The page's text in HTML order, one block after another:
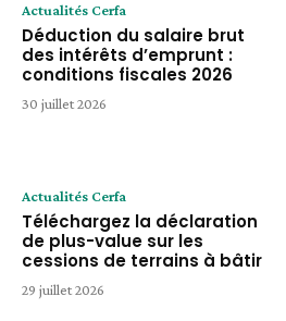
Actualités Cerfa
Déduction du salaire brut
des intérêts d’emprunt :
conditions fiscales 2026
30 juillet 2026
Actualités Cerfa
Téléchargez la déclaration
de plus-value sur les
cessions de terrains à bâtir
29 juillet 2026